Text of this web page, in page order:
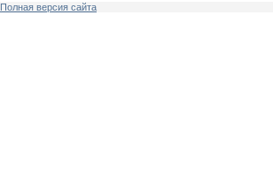
Полная версия сайта